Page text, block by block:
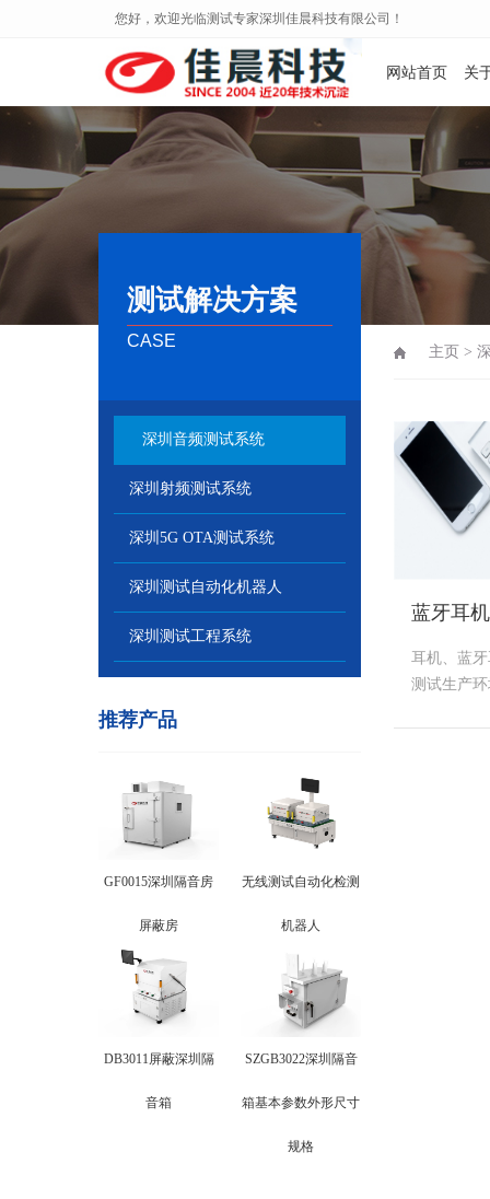
您好，欢迎光临测试专家深圳佳晨科技有限公司！
网站首页 关
测试解决方案
CASE
深圳音频测试系统
深圳射频测试系统
深圳5G OTA测试系统
深圳测试自动化机器人
深圳测试工程系统
推荐产品
GF0015深圳隔音房
屏蔽房
无线测试自动化检测
机器人
DB3011屏蔽深圳隔
音箱
SZGB3022深圳隔音
箱基本参数外形尺寸
规格
主页 >
蓝牙耳
耳机、蓝
测试生产